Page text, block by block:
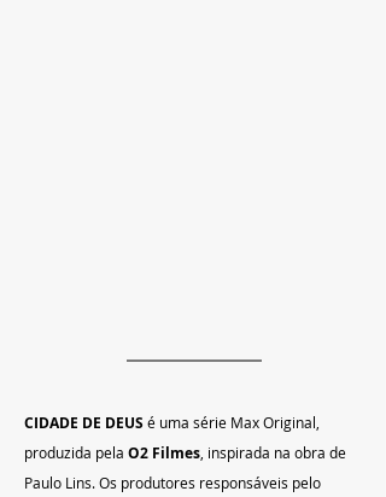
CIDADE DE DEUS é uma série Max Original,
produzida pela O2 Filmes , inspirada na obra de
Paulo Lins. Os produtores responsáveis pelo